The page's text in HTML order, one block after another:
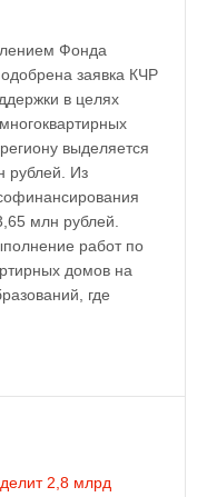
Фонда
заявка КЧР
в целях
выделяется
рублей. Из
млн рублей.
работ по
домов на
где
2,8 млрд